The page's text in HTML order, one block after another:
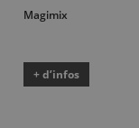
Magimix
+ d’infos